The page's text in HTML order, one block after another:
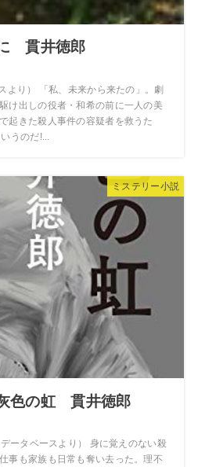
貫井徳郎
より） 「私、未来から来たの」。劇
け出しの役者・和希の前に一人の美
起きた殺人事件の容疑者を救うた
うのだ!...
ミステリー小説
色の虹 貫井徳郎
ータベースより） 身に覚えのない殺
事も家族も日常も奪い去った。理不